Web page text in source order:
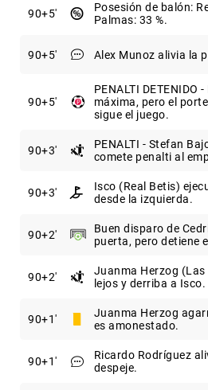
90+5
Posesión de balón:
Palmas: 33 %.
90+5 Alex Munoz alivia la
90+5
PENALTI DETENIDO
máxima, pero el
sigue el juego.
90+3
PENALTI - Stefan
comete penalti al
90+3
Isco (Real Betis)
desde la izquierda.
90+2
Buen disparo de
puerta, pero detiene
90+2
Juanma Herzog
lejos y derriba a Isco.
90+1
Juanma Herzog
es amonestado.
90+1
Ricardo Rodríguez
despeje.